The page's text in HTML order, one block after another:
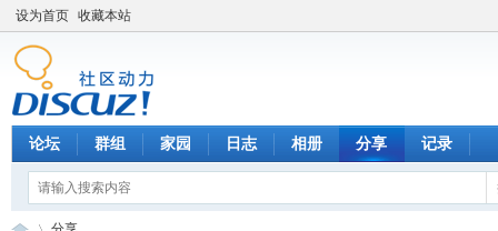
设为首页 收藏本站
论坛 群组 家园 日志 相册 分享 记录